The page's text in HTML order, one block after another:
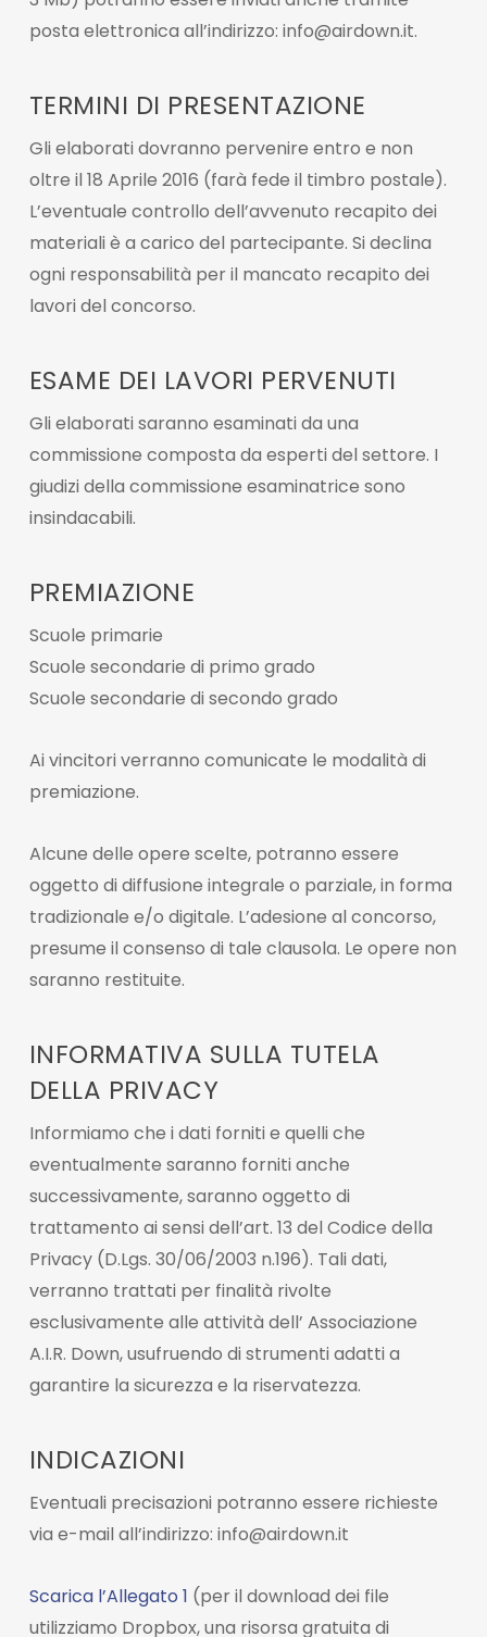
posta elettronica all’indirizzo: info@airdown.it.
TERMINI DI PRESENTAZIONE
Gli elaborati dovranno pervenire entro e non
oltre il 18 Aprile 2016 (farà fede il timbro postale).
L’eventuale controllo dell’avvenuto recapito dei
materiali è a carico del partecipante. Si declina
ogni responsabilità per il mancato recapito dei
lavori del concorso.
ESAME DEI LAVORI PERVENUTI
Gli elaborati saranno esaminati da una
commissione composta da esperti del settore. I
giudizi della commissione esaminatrice sono
insindacabili.
PREMIAZIONE
Scuole primarie
Scuole secondarie di primo grado
Scuole secondarie di secondo grado
Ai vincitori verranno comunicate le modalità di
premiazione.
Alcune delle opere scelte, potranno essere
oggetto di diffusione integrale o parziale, in forma
tradizionale e/o digitale. L’adesione al concorso,
presume il consenso di tale clausola. Le opere non
saranno restituite.
INFORMATIVA SULLA TUTELA
DELLA PRIVACY
Informiamo che i dati forniti e quelli che
eventualmente saranno forniti anche
successivamente, saranno oggetto di
trattamento ai sensi dell’art. 13 del Codice della
Privacy (D.Lgs. 30/06/2003 n.196). Tali dati,
verranno trattati per finalità rivolte
esclusivamente alle attività dell’ Associazione
A.I.R. Down, usufruendo di strumenti adatti a
garantire la sicurezza e la riservatezza.
INDICAZIONI
Eventuali precisazioni potranno essere richieste
via e-mail all’indirizzo: info@airdown.it
Scarica l’Allegato 1 (per il download dei file
utilizziamo Dropbox, una risorsa gratuita di